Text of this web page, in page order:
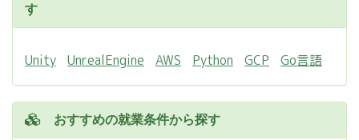
す
Unity UnrealEngine AWS Python GCP Go言語
おすすめの就業条件から探す